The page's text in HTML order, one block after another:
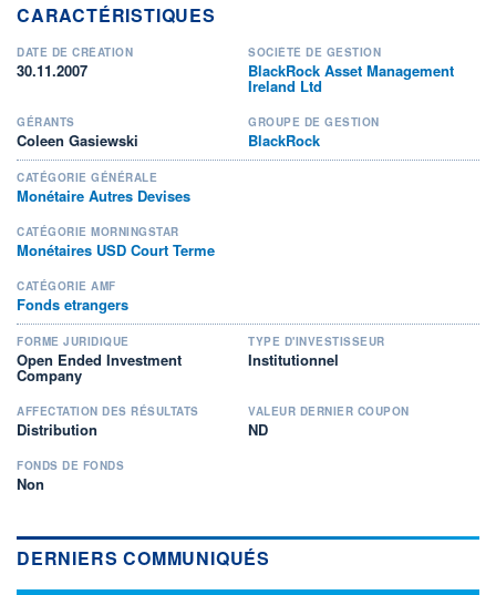
CARACTÉRISTIQUES
DATE DE CRÉATION
30.11.2007
SOCIÉTÉ DE GESTION
BlackRock Asset Management
Ireland Ltd
GÉRANTS
Coleen Gasiewski
GROUPE DE GESTION
BlackRock
CATÉGORIE GÉNÉRALE
Monétaire Autres Devises
CATÉGORIE MORNINGSTAR
Monétaires USD Court Terme
CATÉGORIE AMF
Fonds etrangers
FORME JURIDIQUE
Open Ended Investment
Company
TYPE D'INVESTISSEUR
Institutionnel
AFFECTATION DES RÉSULTATS
Distribution
VALEUR DERNIER COUPON
ND
FONDS DE FONDS
Non
DERNIERS COMMUNIQUÉS